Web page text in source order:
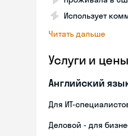
Использует
Читать дальше
Услуги и цены
Английский
Для ИТ-
Деловой - для